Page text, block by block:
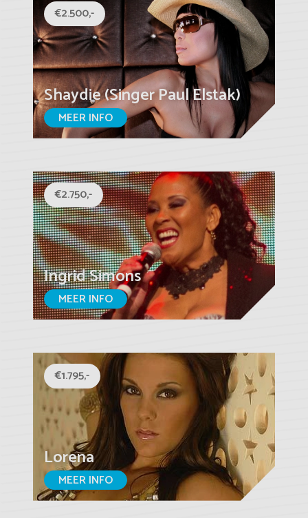
€2.500,-
Shaydie (Singer Paul Elstak)
MEER INFO
€2.750,-
Ingrid Simons
MEER INFO
€1.795,-
Lorena
MEER INFO